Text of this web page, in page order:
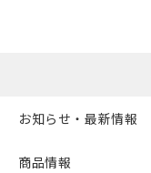
お知らせ・最新情報
商品情報